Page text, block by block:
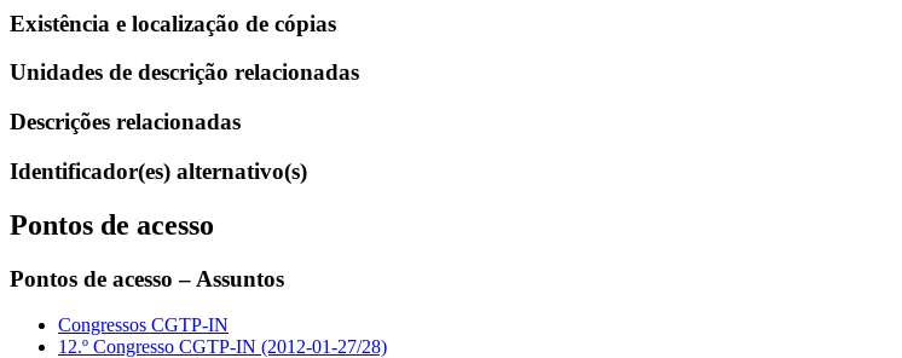
Existência e localização de cópias
Unidades de descrição relacionadas
Descrições relacionadas
Identificador(es) alternativo(s)
Pontos de acesso
Pontos de acesso – Assuntos
Congressos CGTP-IN
12.º Congresso CGTP-IN (2012-01-27/28)